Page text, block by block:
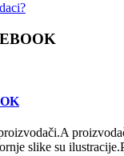
slike su